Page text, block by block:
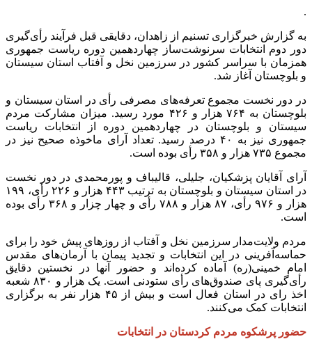
.
به گزارش خبرگزاری تسنیم از زاهدان، دقایقی قبل فرآیند رأی‌گیری
دور دوم انتخابات سرنوشت‌ساز چهاردهمین دوره ریاست جمهوری
همزمان با سراسر کشور در سرزمین نخل و آفتاب استان سیستان
و بلوچستان آغاز شد.
در دور نخست مجموع تعرفه‌های مصرفی رأی در استان سیستان و
بلوچستان به ۷۶۴ هزار و ۴۲۶ مورد رسید. میزان مشارکت مردم
سیستان و بلوچستان در چهاردهمین دوره از انتخابات ریاست
جمهوری نیز به ۴۰ درصد رسید. تعداد آرای ماخوذه صحیح نیز در
مجموع ۷۳۵ هزار و ۳۵۸ رأی بوده است.
آرای آقایان پزشکیان، جلیلی، قالیباف و پورمحمدی در دور نخست
در استان سیستان و بلوچستان به ترتیب ۴۴۳ هزار و ۲۲۶ رأی، ۱۹۹
هزار و ۹۷۶ رأی، ۸۷ هزار و ۷۸۸ رأی و چهار چزار و ۳۶۸ رأی بوده
است.
مردم ولایت‌مدار سرزمین نخل و آفتاب از روزهای پیش خود را برای
حماسه‌آفرینی در این انتخابات و تجدید پیمان با آرمان‌های مقدس
امام خمینی(ره) آماده کرده‌اند و حضور آنها در نخستین دقایق
رأی‌گیری پای صندوق‌های رأی ستودنی است. یک هزار و ۸۳۰ شعبه
اخذ رای در استان فعال است و بیش از ۴۵ هزار نفر به برگزاری
انتخابات کمک می‌کنند.
حضور پرشکوه مردم کردستان در انتخابات